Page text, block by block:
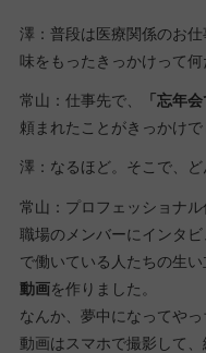
澤：普段は医療関係のお
味をもったきっかけって
常山：仕事先で、 「忘年
頼まれたことがきっかけで
澤：なるほど。そこで、
常山：プロフェッショナル
職場のメンバーにインタ
で働いている人たちの生い
動画を作りました。
なんか、夢中になってやっ
動画はスマホで撮影して